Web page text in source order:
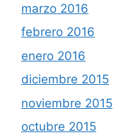
marzo 2016
febrero 2016
enero 2016
diciembre 2015
noviembre 2015
octubre 2015